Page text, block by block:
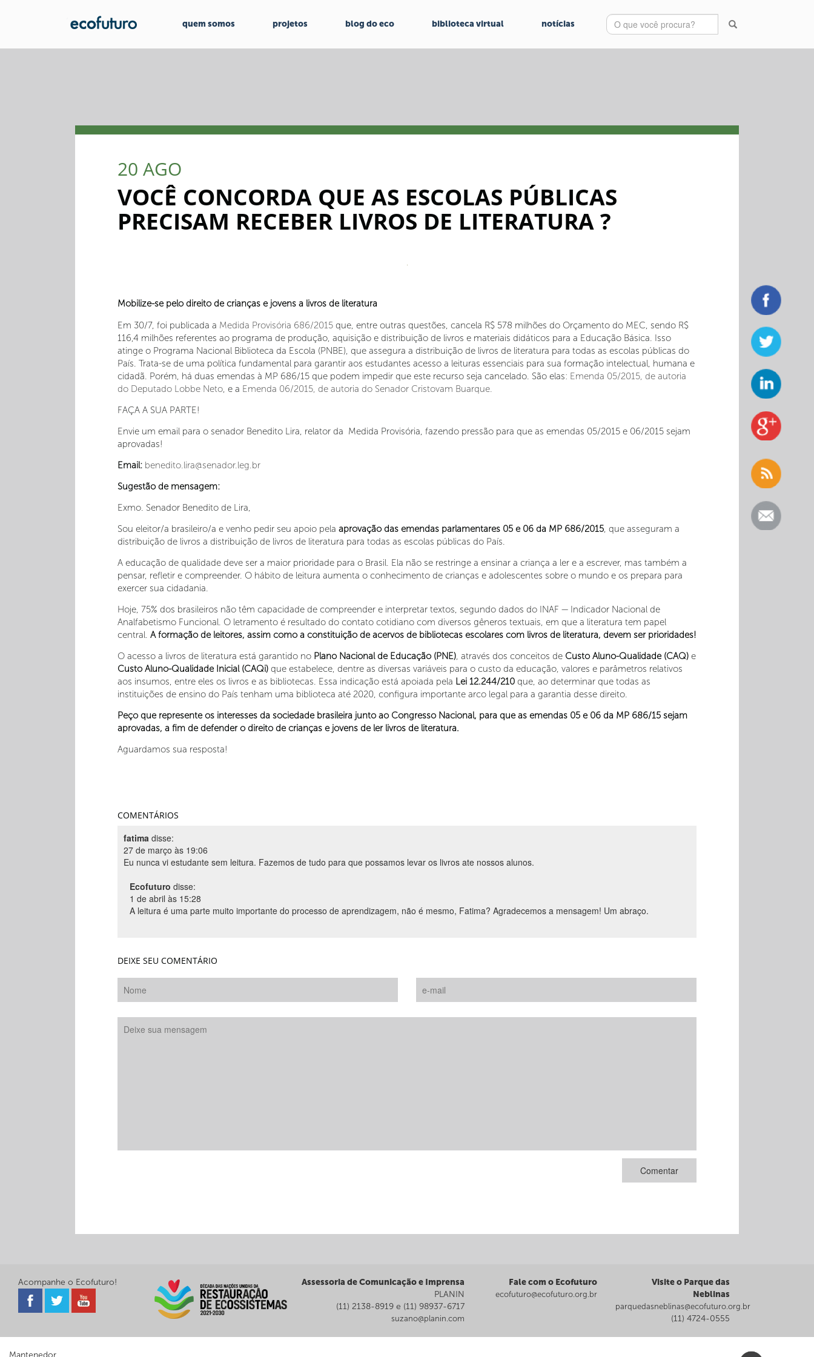
quem somos projetos blog do eco biblioteca virtual notícias
20 AGO
VOCÊ CONCORDA QUE AS ESCOLAS PÚBLICAS
PRECISAM RECEBER LIVROS DE LITERATURA ?
Mobilize-se pelo direito de crianças e jovens a livros de literatura
Em 30/7, foi publicada a Medida Provisória 686/2015 que, entre outras questões, cancela R$ 578 milhões do Orçamento do MEC, sendo R$
116,4 milhões referentes ao programa de produção, aquisição e distribuição de livros e materiais didáticos para a Educação Básica. Isso
atinge o Programa Nacional Biblioteca da Escola (PNBE), que assegura a distribuição de livros de literatura para todas as escolas públicas do
País. Trata-se de uma política fundamental para garantir aos estudantes acesso a leituras essenciais para sua formação intelectual, humana e
cidadã. Porém, há duas emendas à MP 686/15 que podem impedir que este recurso seja cancelado. São elas: Emenda 05/2015, de autoria
do Deputado Lobbe Neto, e a Emenda 06/2015, de autoria do Senador Cristovam Buarque.
FAÇA A SUA PARTE!
Envie um email para o senador Benedito Lira, relator da Medida Provisória, fazendo pressão para que as emendas 05/2015 e 06/2015 sejam
aprovadas!
Email: benedito.lira@senador.leg.br
Sugestão de mensagem:
Exmo. Senador Benedito de Lira,
Sou eleitor/a brasileiro/a e venho pedir seu apoio pela aprovação das emendas parlamentares 05 e 06 da MP 686/2015, que asseguram a
distribuição de livros a distribuição de livros de literatura para todas as escolas públicas do País.
A educação de qualidade deve ser a maior prioridade para o Brasil. Ela não se restringe a ensinar a criança a ler e a escrever, mas também a
pensar, refletir e compreender. O hábito de leitura aumenta o conhecimento de crianças e adolescentes sobre o mundo e os prepara para
exercer sua cidadania.
Hoje, 75% dos brasileiros não têm capacidade de compreender e interpretar textos, segundo dados do INAF — Indicador Nacional de
Analfabetismo Funcional. O letramento é resultado do contato cotidiano com diversos gêneros textuais, em que a literatura tem papel
central. A formação de leitores, assim como a constituição de acervos de bibliotecas escolares com livros de literatura, devem ser prioridades!
O acesso a livros de literatura está garantido no Plano Nacional de Educação (PNE), através dos conceitos de Custo Aluno-Qualidade (CAQ) e
Custo Aluno-Qualidade Inicial (CAQi) que estabelece, dentre as diversas variáveis para o custo da educação, valores e parâmetros relativos
aos insumos, entre eles os livros e as bibliotecas. Essa indicação está apoiada pela Lei 12.244/210 que, ao determinar que todas as
instituições de ensino do País tenham uma biblioteca até 2020, configura importante arco legal para a garantia desse direito.
Peço que represente os interesses da sociedade brasileira junto ao Congresso Nacional, para que as emendas 05 e 06 da MP 686/15 sejam
aprovadas, a fim de defender o direito de crianças e jovens de ler livros de literatura.
Aguardamos sua resposta!
COMENTÁRIOS
fatima disse:
27 de março às 19:06
Eu nunca vi estudante sem leitura. Fazemos de tudo para que possamos levar os livros ate nossos alunos.
Ecofuturo disse:
1 de abril às 15:28
A leitura é uma parte muito importante do processo de aprendizagem, não é mesmo, Fatima? Agradecemos a mensagem! Um abraço.
DEIXE SEU COMENTÁRIO
Acompanhe o Ecofuturo!
Assessoria de Comunicação e Imprensa
PLANIN
(11) 2138-8919 e (11) 98937-6717
suzano@planin.com
Fale com o Ecofuturo
ecofuturo@ecofuturo.org.br
Visite o Parque das
Neblinas
parquedasneblinas@ecofuturo.org.br
(11) 4724-0555
Mantenedor